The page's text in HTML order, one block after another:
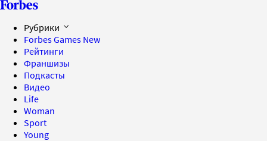
Рубрики
Forbes Games New
Рейтинги
Франшизы
Подкасты
Видео
Life
Woman
Sport
Young